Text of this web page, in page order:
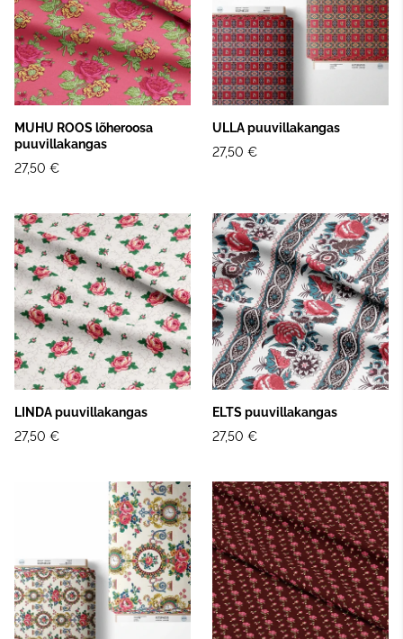
MUHU ROOS lõheroosa
puuvillakangas
27,50 €
ULLA puuvillakangas
27,50 €
LINDA puuvillakangas
27,50 €
ELTS puuvillakangas
27,50 €